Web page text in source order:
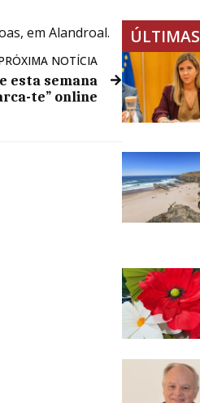
em Alandroal.
NOTÍCIA
esta semana
te” online
ÚLTIMAS